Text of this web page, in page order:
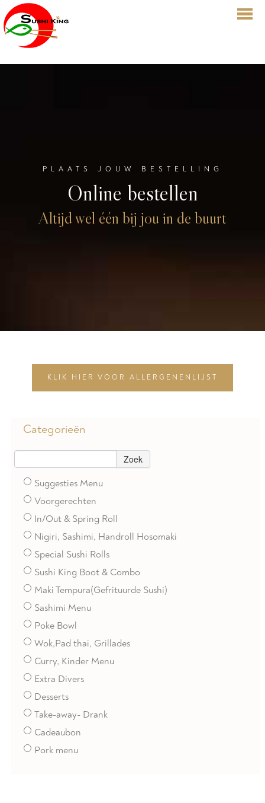
CADEAUBON
PLAATS JOUW BESTELLING
Online bestellen
Altijd wel één bij jou in de buurt
KLIK HIER VOOR ALLERGENENLIJST
Categorieën
Zoek
Suggesties Menu
Voorgerechten
In/Out & Spring Roll
Nigiri, Sashimi, Handroll Hosomaki
Special Sushi Rolls
Sushi King Boot & Combo
Maki Tempura(Gefrituurde Sushi)
Sashimi Menu
Poke Bowl
Wok,Pad thai, Grillades
Curry, Kinder Menu
Extra Divers
Desserts
Take-away- Drank
Cadeaubon
Pork menu